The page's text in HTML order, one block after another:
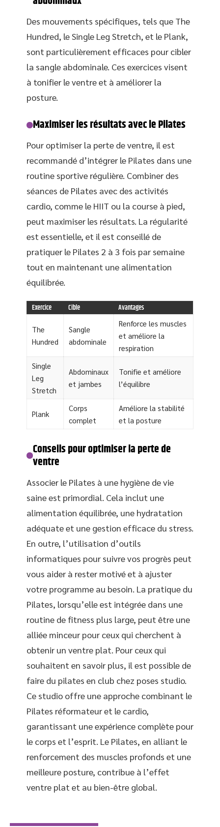
Des mouvements spécifiques, tels que The
Hundred, le Single Leg Stretch, et le Plank,
sont particulièrement efficaces pour cibler
la sangle abdominale. Ces exercices visent
à tonifier le ventre et à améliorer la
posture.
Maximiser les résultats avec le Pilates
Pour optimiser la perte de ventre, il est
recommandé d’intégrer le Pilates dans une
routine sportive régulière. Combiner des
séances de Pilates avec des activités
cardio, comme le HIIT ou la course à pied,
peut maximiser les résultats. La régularité
est essentielle, et il est conseillé de
pratiquer le Pilates 2 à 3 fois par semaine
tout en maintenant une alimentation
équilibrée.
Exercice Cible Avantages
The
Hundred
Sangle
abdominale
Renforce les muscles
et améliore la
respiration
Single
Leg
Stretch
Abdominaux
et jambes
Tonifie et améliore
l’équilibre
Plank
Corps
complet
Améliore la stabilité
et la posture
Conseils pour optimiser la perte de
ventre
Associer le Pilates à une hygiène de vie
saine est primordial. Cela inclut une
alimentation équilibrée, une hydratation
adéquate et une gestion efficace du stress.
En outre, l’utilisation d’outils
informatiques pour suivre vos progrès peut
vous aider à rester motivé et à ajuster
votre programme au besoin. La pratique du
Pilates, lorsqu’elle est intégrée dans une
routine de fitness plus large, peut être une
alliée minceur pour ceux qui cherchent à
obtenir un ventre plat. Pour ceux qui
souhaitent en savoir plus, il est possible de
faire du pilates en club chez poses studio.
Ce studio offre une approche combinant le
Pilates réformateur et le cardio,
garantissant une expérience complète pour
le corps et l’esprit. Le Pilates, en alliant le
renforcement des muscles profonds et une
meilleure posture, contribue à l’effet
ventre plat et au bien-être global.